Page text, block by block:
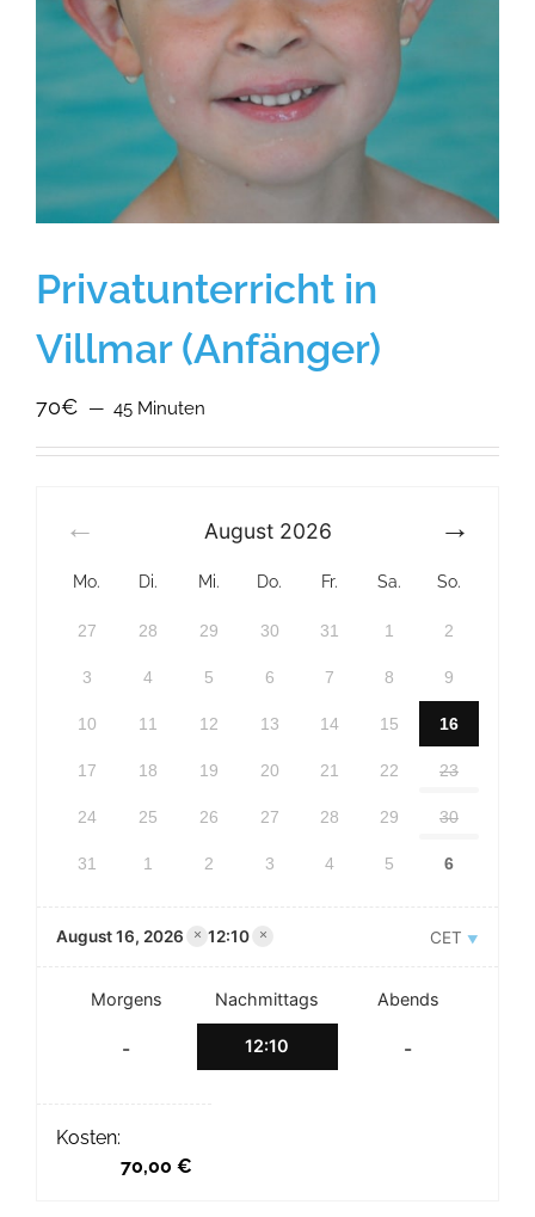
Privatunterricht in
Villmar (Anfänger)
70€ 45 Minuten
August 2026
Mo. Di. Mi. Do. Fr. Sa. So.
27 28 29 30 31 1 2
3 4 5 6 7 8 9
10 11 12 13 14 15 16
17 18 19 20 21 22 23
24 25 26 27 28 29 30
31 1 2 3 4 5 6
August 16, 2026 × 12:10 × CET
Morgens
-
Nachmittags
12:10
Abends
-
Kosten:
70,00 €